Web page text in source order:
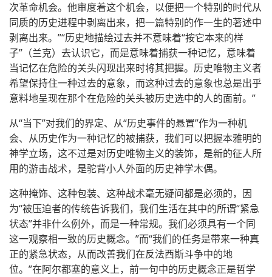
次革命机会。他审度着这个机会，以便把一个特别的时代从
同质的历史进程中剥离出来，把一篇特别的作一生的著述中
剥离出来。”“历史地描绘过去并不意味着“按它本来的样
子”（兰克）去认识它，而是意味着捕获一种记忆，意味着
当记忆在危险的关头闪现出来时将其把握。历史唯物主义者
希望保持住一种过去的意象，而这种过去的意象也总是出乎
意料地呈现在那个在危险的关头被历史选中的人的面前。”
从“当下”对我们的界定、从“历史事件的悬置”作为一种机
会、从历史作为一种记忆的被捕获，我们可以把握本雅明的
神学立场，这不过是对历史唯物主义的装饰，是新的征人所
用的游击战术，是驼背小人外面的历史神学木偶。
这种掩饰、这种包装、这种战术毫无疑问都是必须的，因
为“被压迫者的传统告诉我们，我们生活在其中的所谓“紧急
状态”并非什么例外，而是一种常规。我们必须具有一个同
这一观察相一致的历史概念。”而“我们的任务是带来一种真
正的紧急状态，从而改善我们在反法西斯斗争中的地
位。”在阿尔都塞的意义上，前一句中的历史概念正是哲学